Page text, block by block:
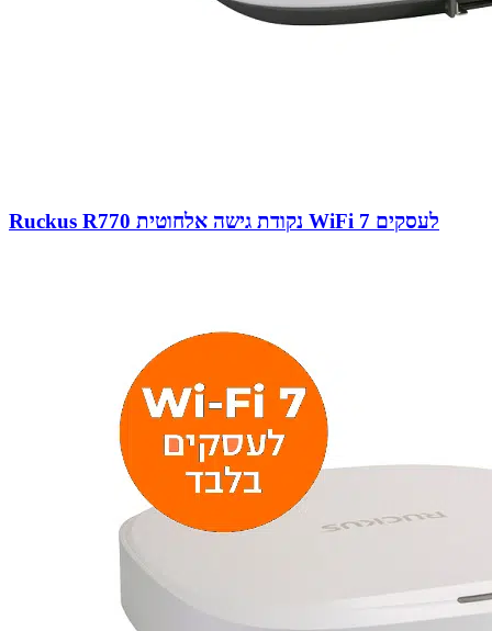
Ruckus R770 נקודת גישה אלחוטית WiFi 7 לעסקים